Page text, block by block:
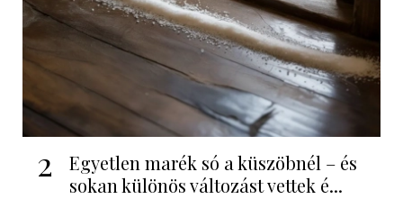
2
Egyetlen marék só a küszöbnél – és
sokan különös változást vettek é...